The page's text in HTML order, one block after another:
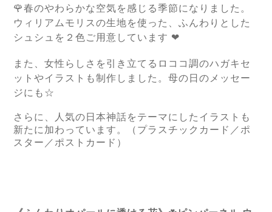
🌹春のやわらかな空気を感じる季節になりました。
ウィリアムモリスの生地を使った、ふんわりとした
シュシュを２色ご用意しています ❤︎
また、女性らしさを引き立てるロココ調のハガキセ
ットやイラストも制作しました。母の日のメッセー
ジにも☆
さらに、人気の日本神話をテーマにしたイラストも
新たに加わっています。（プラスチックカード／ポ
スター／ポストカード）